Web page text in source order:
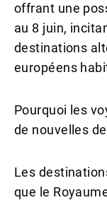
offrant une
au 8 juin,
destinations
européens
Pourquoi les
de nouvelles
Les
que le